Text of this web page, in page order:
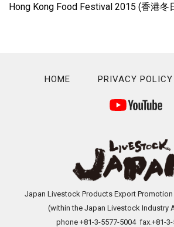
Hong Kong Food Festival 2015 (⾹港冬
HOME PRIVACY POLICY
Japan Livestock Products Export
(within the Japan Livestock Industry
phone +81-3-5577-5004 fax.+81-